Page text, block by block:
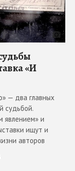
«И
— два главных
судьбой.
явлением» и
ищут и
авторов